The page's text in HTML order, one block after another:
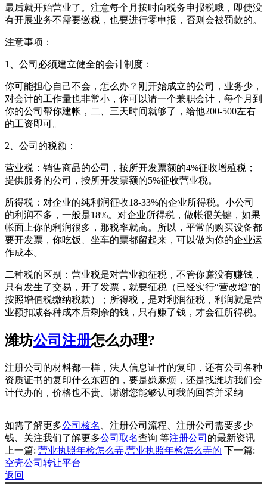
最后就开始营业了。注意每个月按时向税务申报税哦，即使没
有开展业务不需要缴税，也要进行零申报，否则会被罚款的。
注意事项：
1、公司必须建立健全的会计制度：
你可能担心自己不会，怎么办？刚开始成立的公司，业务少，
对会计的工作量也非常小，你可以请一个兼职会计，每个月到
你的公司帮你建帐，二、三天时间就够了，给他200-500左右
的工资即可。
2、公司的税额：
营业税：销售商品的公司，按所开发票额的4%征收增殖税；
提供服务的公司，按所开发票额的5%征收营业税。
所得税：对企业的纯利润征收18-33%的企业所得税。小公司
的利润不多，一般是18%。对企业所得税，做帐很关键，如果
帐面上你的利润很多，那税率就高。所以，平常的购买设备都
要开发票，你吃饭、坐车的票都留起来，可以做为你的企业运
作成本。
二种税的区别：营业税是对营业额征税，不管你赚没有赚钱，
只有发生了交易，开了发票，就要征税（已经实行“营改增”的
按照增值税缴纳税款）；所得税，是对利润征税，利润就是营
业额扣减各种成本后剩余的钱，只有赚了钱，才会征所得税。
潍坊公司注册怎么办理?
注册公司的材料都一样，法人信息证件的复印，还有公司各种
资质证书的复印什么东西的，要是嫌麻烦，还是找潍坊我们会
计代办的，价格也不贵。谢谢您能够认可我的回答并采纳
如需了解更多公司核名
、注册公司流程、注册公司需要多少
钱、关注我们了解更多公司取名查询 等注册公司 的最新资讯
上一篇: 营业执照年检怎么弄,营业执照年检怎么弄的 下一篇:
空壳公司转让平台
返回